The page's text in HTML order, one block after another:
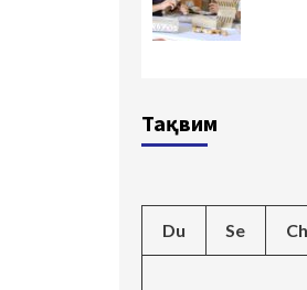
Тақвим
Du Se Ch